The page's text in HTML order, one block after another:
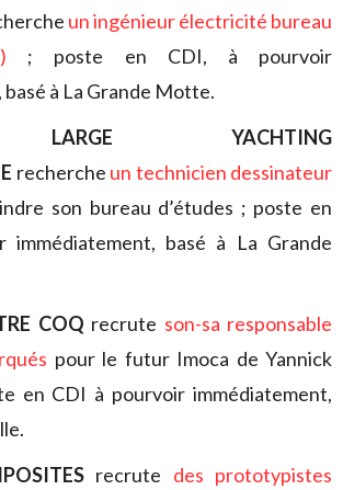
un ingénieur électricité bureau
) ; poste en CDI, à pourvoir
à La Grande Motte.
YACHTING
recherche un technicien dessinateur
son bureau d’études ; poste en
immédiatement, basé à La Grande
COQ recrute son-sa responsable
pour le futur Imoca de Yannick
en CDI à pourvoir immédiatement,
recrute des prototypistes